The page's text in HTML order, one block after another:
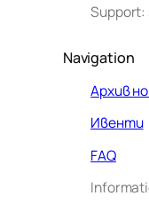
Support:
Navigation
Архив
Ивенти
FAQ